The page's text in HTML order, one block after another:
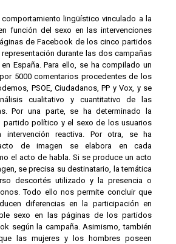
lingüístico vinculado a la
función del sexo en las intervenciones
de Facebook de los cinco partidos
durante las dos campañas
España. Para ello, se ha compilado un
5000 comentarios procedentes de los
PSOE, Ciudadanos, PP y Vox, y se
cualitativo y cuantitativo de las
Por una parte, se ha determinado la
partido político y el sexo de los usuarios
intervención reactiva. Por otra, se ha
de imagen se elabora en cada
el acto de habla. Si se produce un acto
se precisa su destinatario, la temática
descortés utilizado y la presencia o
Todo ello nos permite concluir que
diferencias en la participación en
sexo en las páginas de los partidos
según la campaña. Asimismo, también
las mujeres y los hombres poseen